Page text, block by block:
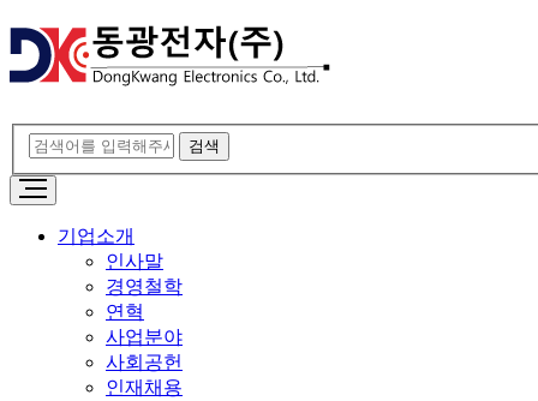
기업소개
인사말
경영철학
연혁
사업분야
사회공헌
인재채용